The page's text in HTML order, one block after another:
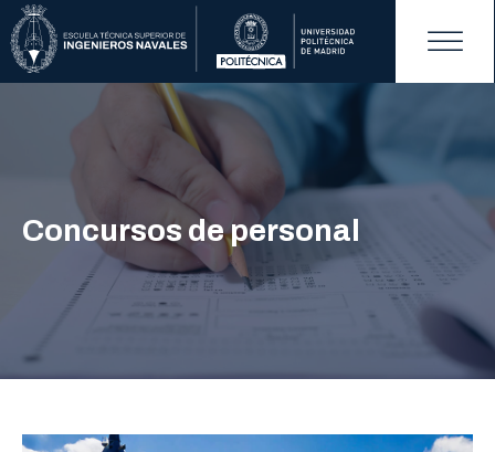
Concursos de personal